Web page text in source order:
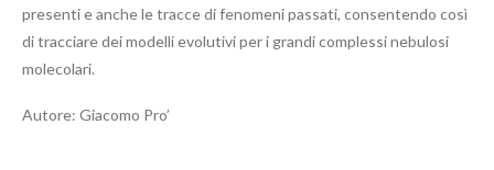
presenti e anche le tracce di fenomeni passati, consentendo così
di tracciare dei modelli evolutivi per i grandi complessi nebulosi
molecolari.
Autore: Giacomo Pro’